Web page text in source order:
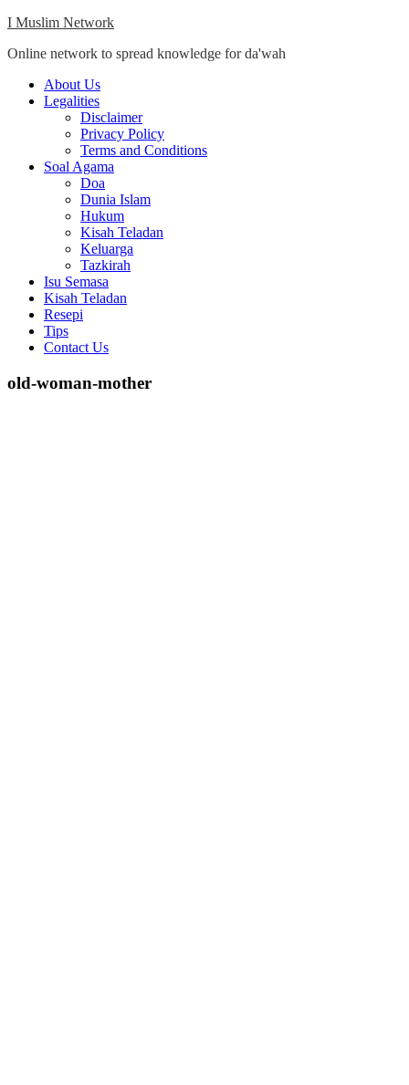
Skip
content
I Muslim Network
Online network to spread knowledge for da'wah
Close
Menu
About Us
Legalities
Disclaimer
Privacy Policy
Terms and Conditions
Soal Agama
Doa
Dunia Islam
Hukum
Kisah Teladan
Keluarga
Tazkirah
Isu Semasa
Kisah Teladan
Resepi
Tips
Contact Us
old-woman-mother